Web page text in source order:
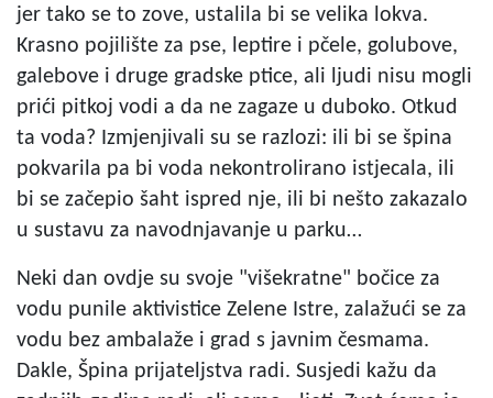
jer tako se to zove, ustalila bi se velika lokva.
Krasno pojilište za pse, leptire i pčele, golubove,
galebove i druge gradske ptice, ali ljudi nisu mogli
prići pitkoj vodi a da ne zagaze u duboko. Otkud
ta voda? Izmjenjivali su se razlozi: ili bi se špina
pokvarila pa bi voda nekontrolirano istjecala, ili
bi se začepio šaht ispred nje, ili bi nešto zakazalo
u sustavu za navodnjavanje u parku…
Neki dan ovdje su svoje "višekratne" bočice za
vodu punile aktivistice Zelene Istre, zalažući se za
vodu bez ambalaže i grad s javnim česmama.
Dakle, Špina prijateljstva radi. Susjedi kažu da